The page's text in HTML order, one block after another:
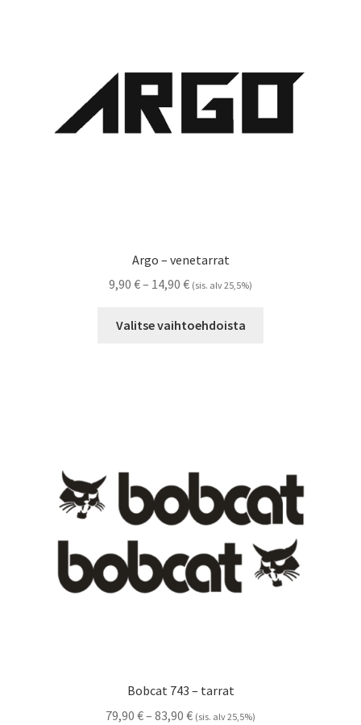
Argo – venetarrat
9,90 €– 14,90 €Hintaluokka:
-
(sis. alv 25,5%)
Valitse vaihtoehdoista
tuotteen
sivulla.
Bobcat 743 – tarrat
79,90 €– 83,90 €Hintaluokka:
(sis. alv 25,5%)